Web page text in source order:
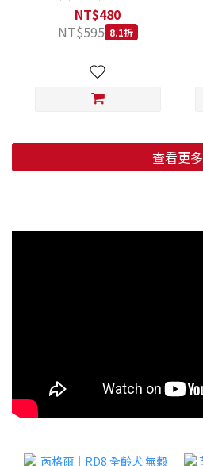
低穀鱈魚甜橙 小顆粒 800G
NT$480
NT$595 8.1折
查看更多